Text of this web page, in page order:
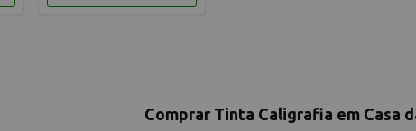
Comprar Tinta Caligrafia em Casa